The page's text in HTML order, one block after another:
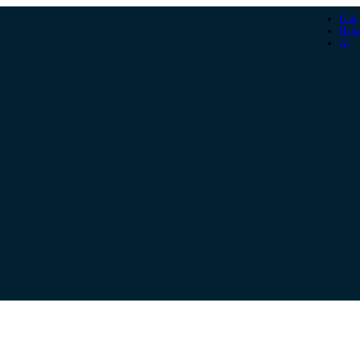
Gün
Hafta
Ay